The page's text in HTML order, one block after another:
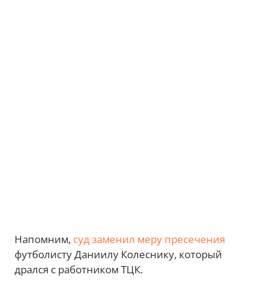
Напомним, суд заменил меру пресечения
футболисту Даниилу Колеснику, который
дрался с работником ТЦК.